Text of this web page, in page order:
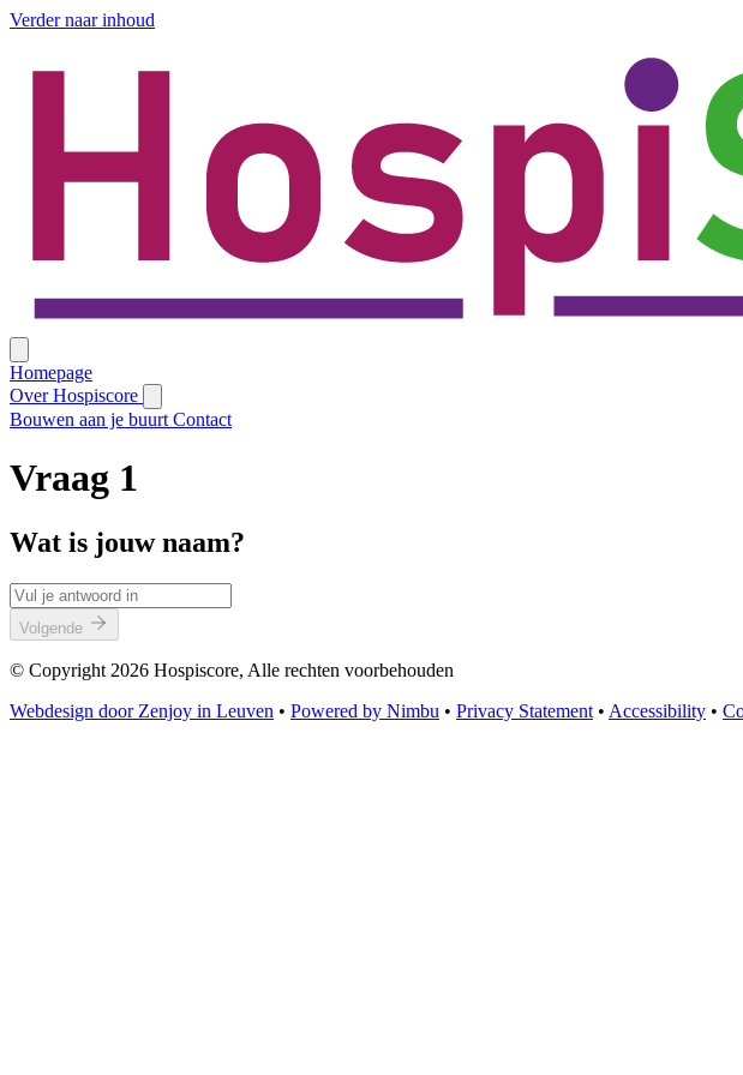
Verder naar inhoud
Homepage
Over Hospiscore
Bouwen aan je buurt Contact
Vraag 1
Wat is jouw naam?
Volgende
© Copyright 2026 Hospiscore, Alle rechten voorbehouden
Webdesign door Zenjoy in Leuven • Powered by Nimbu • Privacy Statement • Accessibility •